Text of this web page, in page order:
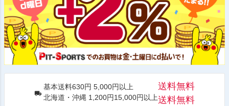
基本送料630円 5,000円以上
北海道・沖縄 1,200円15,000円以上
送料無料
送料無料